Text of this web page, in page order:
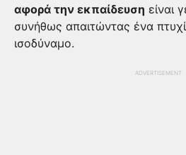
αφορά την εκπαίδευση είναι
συνήθως απαιτώντας ένα
ισοδύναμο.
ADVERTISEMENT